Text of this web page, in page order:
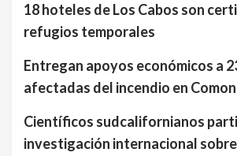
18 hoteles de Los Cabos son
refugios temporales
Entregan apoyos económicos a
afectadas del incendio en
Científicos sudcalifornianos
investigación internacional